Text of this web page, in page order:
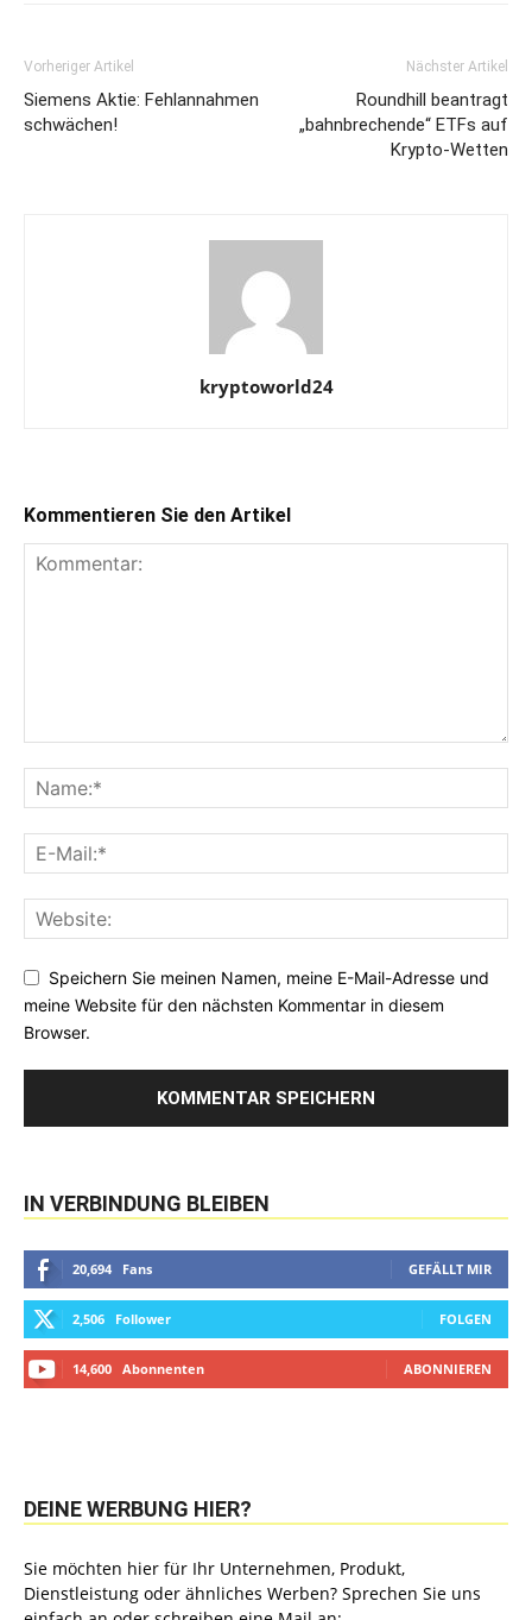
Vorheriger Artikel
Siemens Aktie: Fehlannahmen
schwächen!
Nächster Artikel
Roundhill beantragt
„bahnbrechende“ ETFs auf
Krypto-Wetten
kryptoworld24
Kommentieren Sie den Artikel
Speichern Sie meinen Namen, meine E-Mail-Adresse und
meine Website für den nächsten Kommentar in diesem
Browser.
IN VERBINDUNG BLEIBEN
20,694 Fans GEFÄLLT MIR
2,506 Follower FOLGEN
14,600 Abonnenten ABONNIEREN
DEINE WERBUNG HIER?
Sie möchten hier für Ihr Unternehmen, Produkt,
Dienstleistung oder ähnliches Werben? Sprechen Sie uns